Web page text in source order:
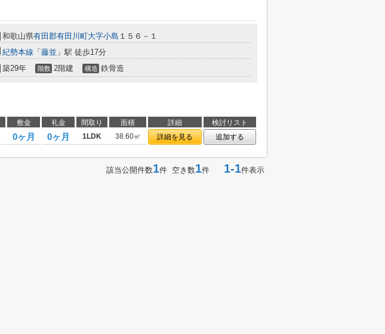
和歌山県有田郡有田川町大字小島 １５６－１
紀勢本線 「 藤並 」駅 徒歩17分
築29年 階数 2階建 構造 鉄骨造
敷金 礼金 間取り 面積 詳細
検討リスト
0ヶ月 0ヶ月 1LDK 38.60㎡ 詳細を見る 追加する
該当公開件数1件 空き数1件 1-1件表示